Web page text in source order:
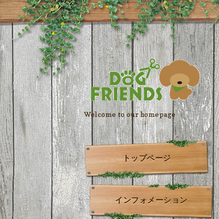
Welcome to our homepage
トップページ
インフォメーション